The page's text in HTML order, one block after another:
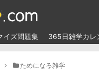
イズ問題集 365日雑学カレ
ためになる雑学